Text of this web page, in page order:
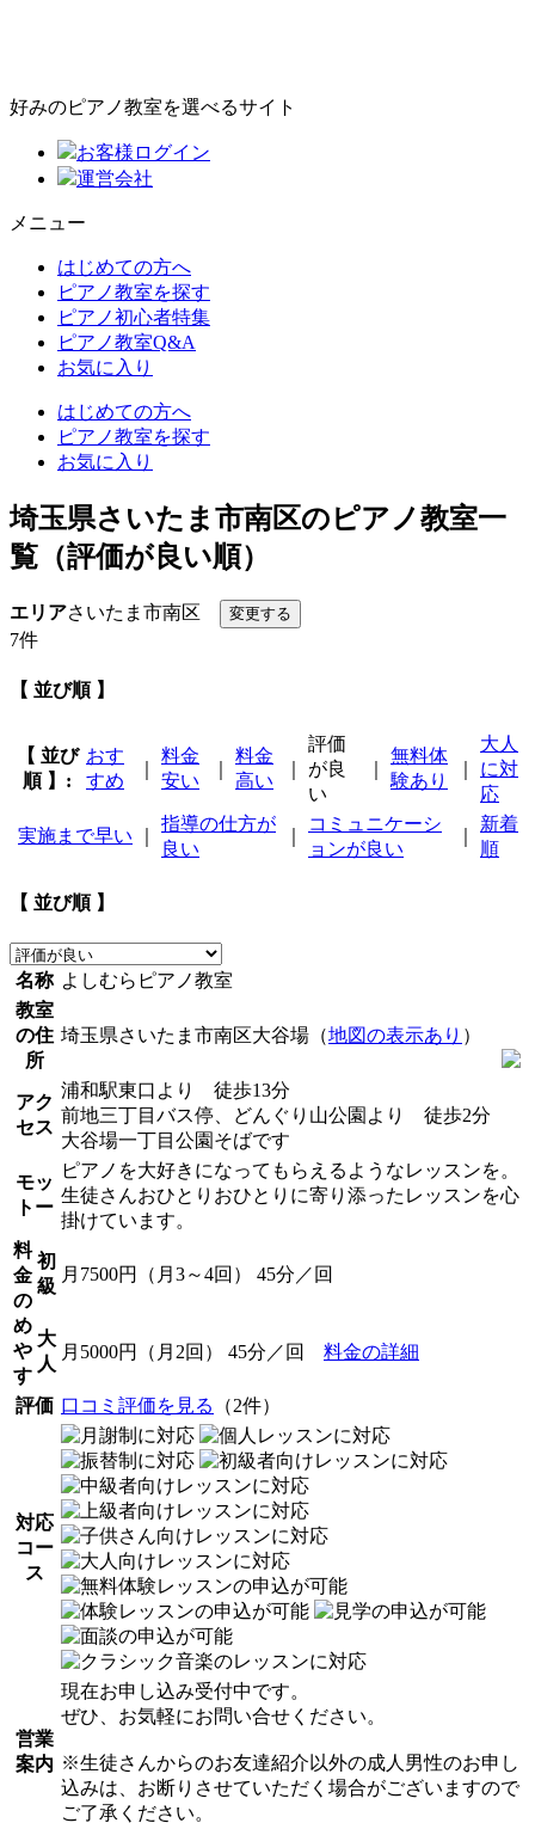
好みのピアノ教室を選べるサイト
お客様ログイン
運営会社
メニュー
はじめての方へ
ピアノ教室を探す
ピアノ初心者特集
ピアノ教室Q&A
お気に入り
はじめての方へ
ピアノ教室を探す
お気に入り
埼玉県さいたま市南区のピアノ教室一
覧（評価が良い順）
エリアさいたま市南区
7件
【 並び順 】
【 並び
順 】:
おす
すめ
料金
安い
料金
高い
評価
が良
い
無料体
験あり
大人
に対
応
実施まで早い
指導の仕方が
良い
コミュニケーシ
ョンが良い
新着
順
【 並び順 】
名称 よしむらピアノ教室
教室
の住
所
埼玉県さいたま市南区大谷場（地図の表示あり ）
アク
セス
浦和駅東口より 徒歩13分
前地三丁目バス停、どんぐり山公園より 徒歩2分
大谷場一丁目公園そばです
モッ
トー
ピアノを大好きになってもらえるようなレッスンを。
生徒さんおひとりおひとりに寄り添ったレッスンを心
掛けています。
料
金
の
め
や
す
初
級
月7500円（月3～4回） 45分／回
大
人
月5000円（月2回） 45分／回 料金の詳細
評価 口コミ評価を見る （2件）
対応
コー
ス
営業
案内
現在お申し込み受付中です。
ぜひ、お気軽にお問い合せください。
※生徒さんからのお友達紹介以外の成人男性のお申し
込みは、お断りさせていただく場合がございますので
ご了承ください。